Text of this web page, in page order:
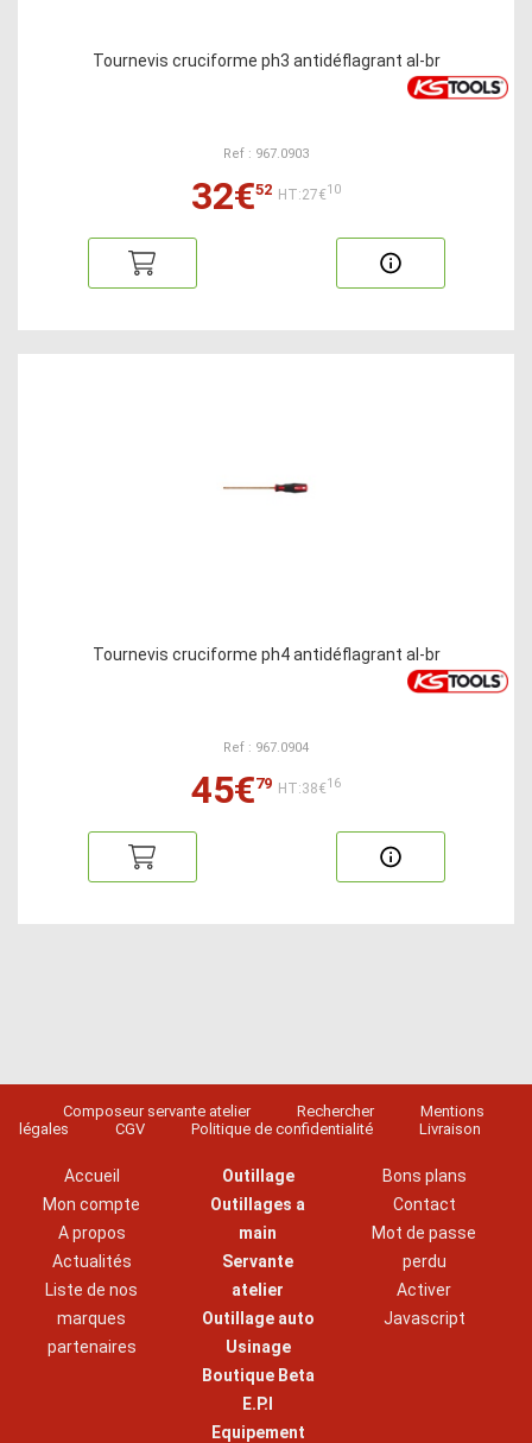
Tournevis cruciforme ph3 antidéflagrant al-br
Ref : 967.0903
32€52 HT:27€10
Tournevis cruciforme ph4 antidéflagrant al-br
Ref : 967.0904
45€79 HT:38€16
Composeur servante atelier Rechercher
Mentions
légales
CGV Politique de confidentialité Livraison
Accueil
Mon compte
A propos
Actualités
Liste de nos
marques
partenaires
Outillage
Outillages a
main
Servante
atelier
Outillage auto
Usinage
Boutique Beta
E.P.I
Equipement
Bons plans
Contact
Mot de passe
perdu
Activer
Javascript